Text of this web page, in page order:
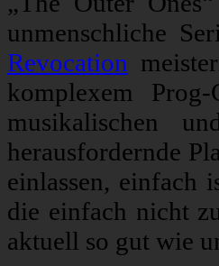
unmenschliche
Revocation
komplexem
musikalischen
herausfordernde
einlassen, einfach
die einfach nicht
aktuell so gut wie